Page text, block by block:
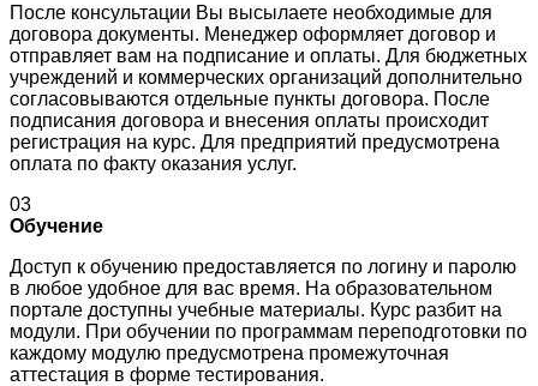
После консультации Вы высылаете необходимые для
договора документы. Менеджер оформляет договор и
отправляет вам на подписание и оплаты. Для бюджетных
учреждений и коммерческих организаций дополнительно
согласовываются отдельные пункты договора. После
подписания договора и внесения оплаты происходит
регистрация на курс. Для предприятий предусмотрена
оплата по факту оказания услуг.
03
Обучение
Доступ к обучению предоставляется по логину и паролю
в любое удобное для вас время. На образовательном
портале доступны учебные материалы. Курс разбит на
модули. При обучении по программам переподготовки по
каждому модулю предусмотрена промежуточная
аттестация в форме тестирования.